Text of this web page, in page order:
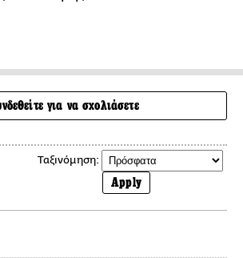
για να σχολιάσετε
Ταξινόμηση:
Apply